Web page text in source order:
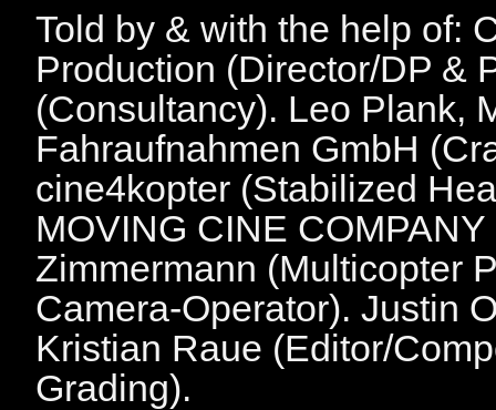
Told by & with the help of:
Production (Director/DP &
(Consultancy). Leo Plank,
Fahraufnahmen GmbH
cine4kopter (Stabilized
MOVING CINE
Zimmermann (Multicopter
Camera-Operator). Justin
Kristian Raue (Editor/
Grading).